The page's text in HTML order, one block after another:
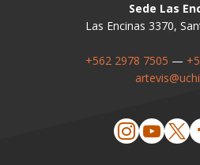
Sede Las
Las Encinas 3370,
+562 2978 7505 —